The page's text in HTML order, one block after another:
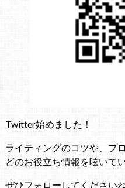
Twitter始めました！
ライティングのコツや、プ
どのお役立ち情報を呟いて
ぜひフォローしてくださいね